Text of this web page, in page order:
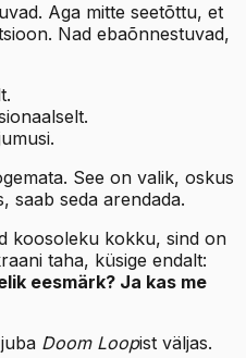
Aga mitte seetõttu, et
Nad ebaõnnestuvad,
See on valik, oskus
saab seda arendada.
koosoleku kokku, sind on
taha, küsige endalt:
eesmärk? Ja kas me
Doom Loopist väljas.